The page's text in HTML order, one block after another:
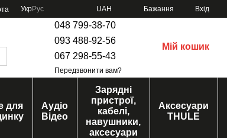
УкрРус UAH Бажання Вхід
048 799-38-70
093 488-92-56
067 298-55-43
Передзвонити вам?
Мій кошик
для
Аудіо
Відео
Зарядні
пристрої,
кабелі,
навушники,
аксесуари
Аксесуари
THULE